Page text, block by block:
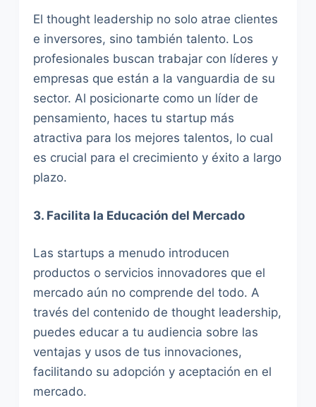
El thought leadership no solo atrae clientes
e inversores, sino también talento. Los
profesionales buscan trabajar con líderes y
empresas que están a la vanguardia de su
sector. Al posicionarte como un líder de
pensamiento, haces tu startup más
atractiva para los mejores talentos, lo cual
es crucial para el crecimiento y éxito a largo
plazo.
3. Facilita la Educación del Mercado
Las startups a menudo introducen
productos o servicios innovadores que el
mercado aún no comprende del todo. A
través del contenido de thought leadership,
puedes educar a tu audiencia sobre las
ventajas y usos de tus innovaciones,
facilitando su adopción y aceptación en el
mercado.